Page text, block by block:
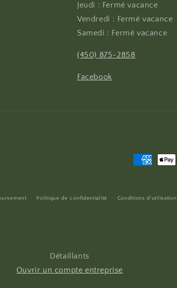
Jeudi : Fermé vacance
Vendredi : Fermé vacance
Samedi : Fermé vacance
(450) 875-2858
Facebook
Moyens
Politique de confidentialité Conditions d’utilisation
Détaillants
Ouvrir un compte entreprise